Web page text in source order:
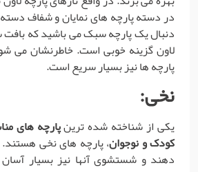
در دسته پارچه های نمایان و شفاف
دنبال یک پارچه سبک می باشید که
لاون گزینه خوبی است. خاطرنشان
پارچه ها نیز بسیار سریع است.
نخی:
یکی از شناخته شده ترینپارچه های
کودک و نوجوان، پارچه های نخی
دهند و شستشوی آنها نیز بسیار